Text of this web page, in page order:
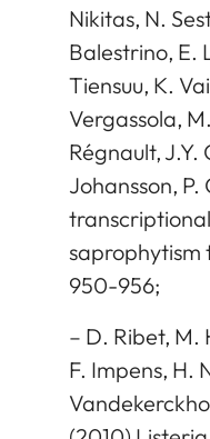
Nikitas, N.
Balestrino, E.
Tiensuu, K.
Vergassola,
Régnault, J.Y.
Johansson,
saprophytism
950-956;
– D. Ribet, M.
F. Impens, H.